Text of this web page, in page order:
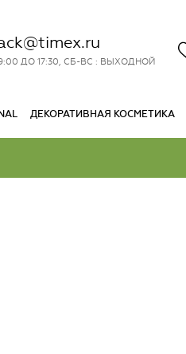
ДО 17:30, СБ-ВС : ВЫХОДНОЙ
ДЕКОРАТИВНАЯ КОСМЕТИКА